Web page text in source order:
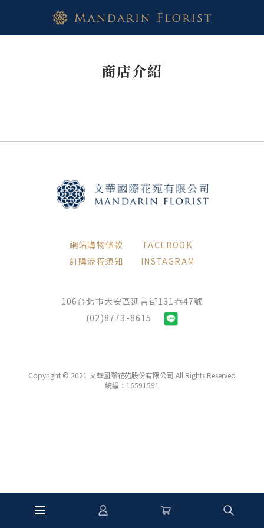
商店介紹
網站購物條款
訂購流程須知
FACEBOOK
INSTAGRAM
106台北市大安區延吉街131巷47號
(02)8773-8615
Copyright © 2021 文華國際花苑股份有限公司 All Rights Reserved
統編：16591591